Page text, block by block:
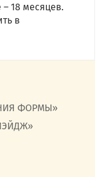
18 месяцев.
в
ФОРМЫ»